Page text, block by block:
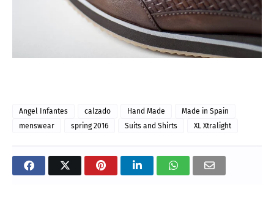
Angel Infantes calzado Hand Made
Made in Spain
menswear
spring 2016 Suits and Shirts XL Xtralight